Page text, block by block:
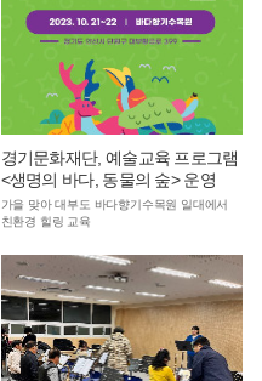
경기문화재단, 예술교육 프로그램
<생명의 바다, 동물의 숲> 운영
가을 맞아 대부도 바다향기수목원 일대에서
친환경 힐링 교육